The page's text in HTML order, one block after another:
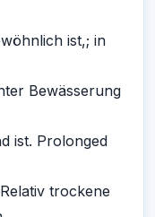
ist,; in
Bewässerung
ist. Prolonged
trockene